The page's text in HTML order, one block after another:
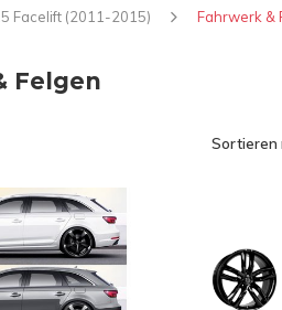
Facelift (2011-2015) Fahrwerk &
Felgen
Sortieren